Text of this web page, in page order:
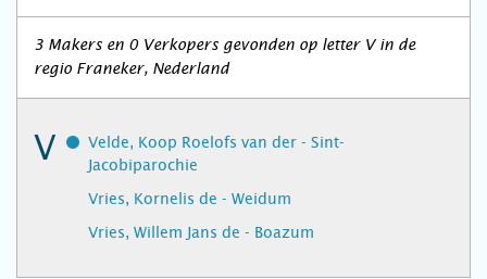
3 Makers en 0 Verkopers gevonden op letter V in de
regio Franeker, Nederland
V
Velde, Koop Roelofs van der - Sint-
Jacobiparochie
Vries, Kornelis de - Weidum
Vries, Willem Jans de - Boazum